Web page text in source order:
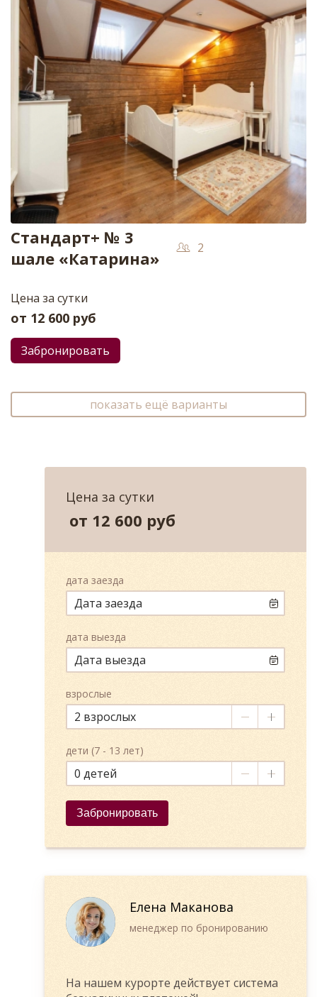
Стандарт+ № 3
шале «Катарина»
2
Цена за сутки
от 12 600 руб
Забронировать
показать ещё варианты
Цена за сутки
от 12 600 руб
дата заезда
дата выезда
взрослые
2
дети (7 - 13 лет)
0
Забронировать
Елена Маканова
менеджер по бронированию
На нашем курорте действует система